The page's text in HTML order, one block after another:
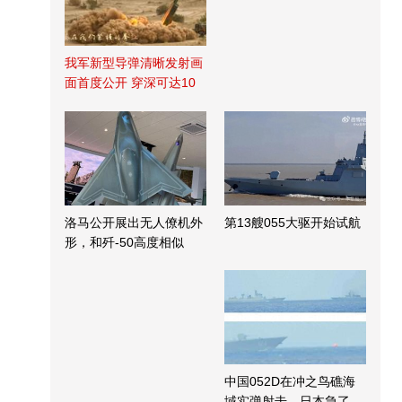
我军新型导弹清晰发射画
面首度公开 穿深可达10
洛马公开展出无人僚机外
形，和歼-50高度相似
第13艘055大驱开始试航
中国052D在冲之鸟礁海